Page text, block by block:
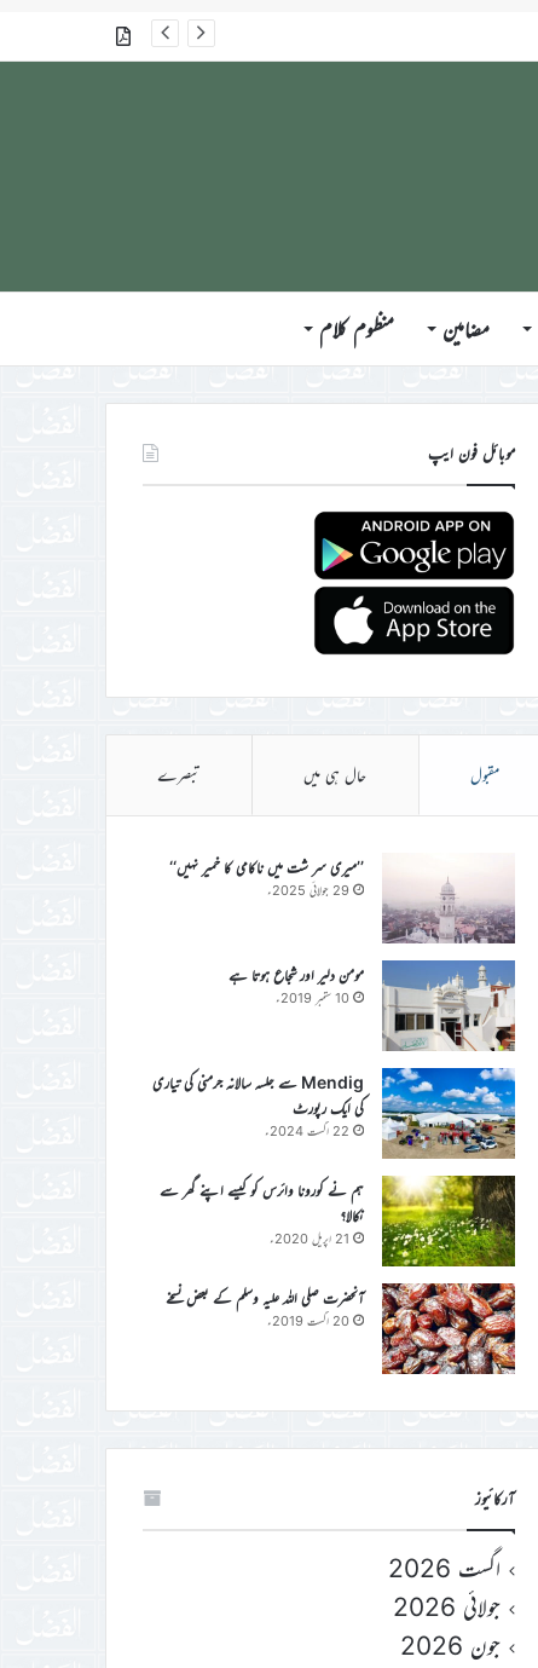
گذشتہ شمارے
مضامین منظوم کلام
موبائل فون ایپ
مقبول حال ہی میں تبصرے
’’میری سر شت میں ناکامی کا خمیر نہیں‘‘
29 جولائی 2025ء
مومن دلیر اور شجاع ہوتا ہے
10 ستمبر 2019ء
Mendig سے جلسہ سالانہ جرمنی کی تیاری
کی ایک رپورٹ
22 اگست 2024ء
ہم نے کورونا وائرس کو کیسے اپنے گھر سے
نکالا؟
21 اپریل 2020ء
آنحضرت صلی اللہ علیہ وسلم کے بعض نسخے
20 اگست 2019ء
آرکائیوز
اگست 2026
جولائی 2026
جون 2026